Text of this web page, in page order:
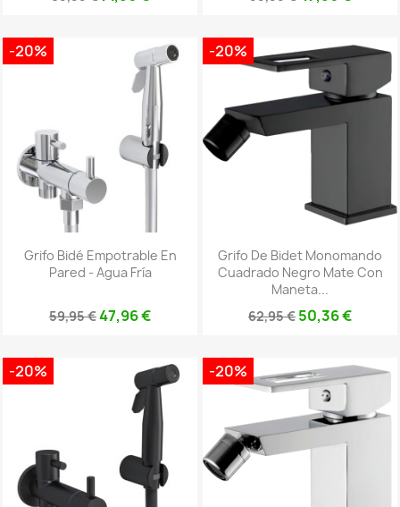
Grifo Bidé Empotrable En
Pared - Agua Fría
59,95 €47,96 €
-20%
Grifo De Bidet Monomando
Cuadrado Negro Mate Con
Maneta...
62,95 € 50,36 €
-20%
-20% -20%